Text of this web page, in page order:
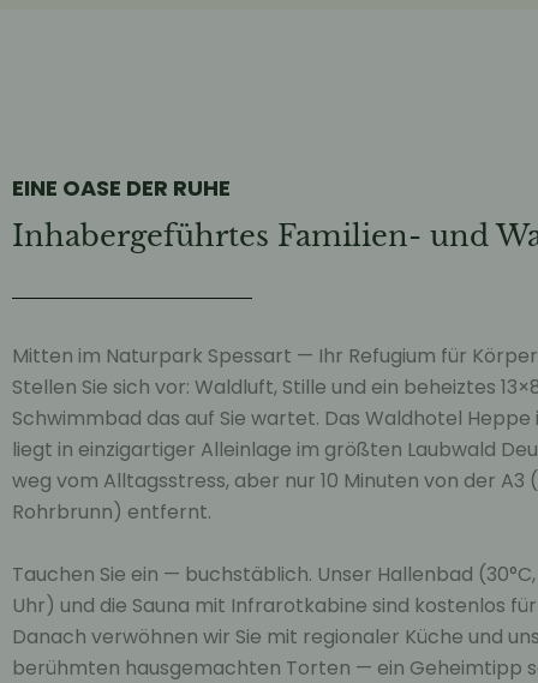
EINE OASE DER RUHE
Inhabergeführtes Familien- und
Mitten im Naturpark Spessart — Ihr Refugium für
Stellen Sie sich vor: Waldluft, Stille und ein beheiztes
Schwimmbad das auf Sie wartet. Das Waldhotel
liegt in einzigartiger Alleinlage im größten Laubwald
weg vom Alltagsstress, aber nur 10 Minuten von der A3
Rohrbrunn) entfernt.
Tauchen Sie ein — buchstäblich. Unser Hallenbad
Uhr) und die Sauna mit Infrarotkabine sind kostenlos
Danach verwöhnen wir Sie mit regionaler Küche und
berühmten hausgemachten Torten — ein Geheimtipp